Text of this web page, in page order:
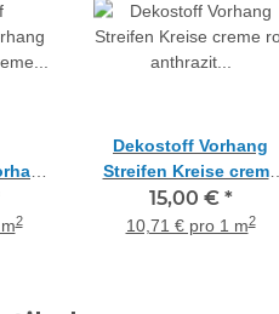
2
Dekostoff Vorhang
Streifen Kreise creme
rot anthrazit blickdicht,
Meterware
15,00 € *
10,71 € pro 1 m2